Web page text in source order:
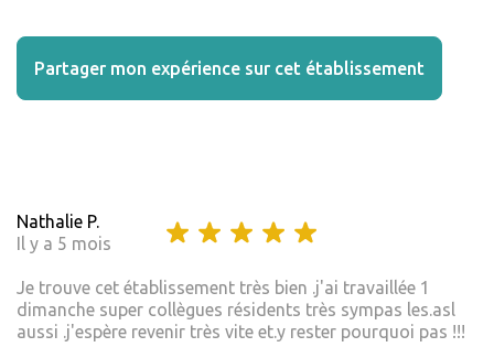
Partager mon expérience sur cet établissement
Nathalie P.
Il y a 5 mois
Je trouve cet établissement très bien .j'ai travaillée 1
dimanche super collègues résidents très sympas les.asl
aussi .j'espère revenir très vite et.y rester pourquoi pas !!!